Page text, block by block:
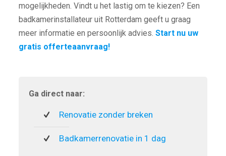
mogelijkheden. Vindt u het lastig om te kiezen? Een
badkamerinstallateur uit Rotterdam geeft u graag
meer informatie en persoonlijk advies. Start nu uw
gratis offerteaanvraag!
Ga direct naar:
Renovatie zonder breken
Badkamerrenovatie in 1 dag